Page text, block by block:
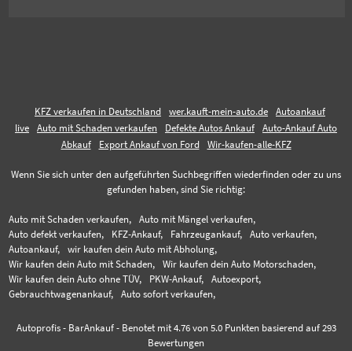
KFZ verkaufen in Deutschland wer.kauft-mein-auto.de
Autoankauf
live
Auto mit Schaden verkaufen Defekte Autos Ankauf
Auto-Ankauf Auto
Abkauf
Export Ankauf von Ford Wir-kaufen-alle-KFZ
Wenn Sie sich unter den aufgeführten Suchbegriffen wiederfinden oder zu uns
gefunden haben, sind Sie richtig:
Auto mit Schaden verkaufen,
Auto mit Mängel verkaufen,
Auto defekt verkaufen,
KFZ-Ankauf, Fahrzeugankauf,
Auto verkaufen,
Autoankauf,
wir kaufen dein Auto mit Abholung,
Wir kaufen dein Auto mit Schaden,
Wir kaufen dein Auto Motorschaden,
Wir kaufen dein Auto ohne TÜV,
PKW-Ankauf,
Autoexport,
Gebrauchtwagenankauf,
Auto sofort verkaufen,
Autoprofis - BarAnkauf- Benotet mit 4.76von 5.0 Punkten basierend auf 293
Bewertungen